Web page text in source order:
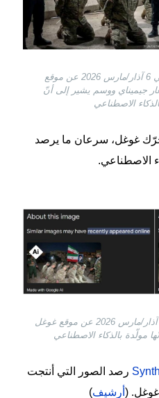
صورة ملتقطة من الشاشة في 6 آذار/مارس 2026 عن موقع
جيميناي ووسم يشير إلى أنّ
الاصطناعي
غوغل، سرعان ما يرصد
الاصطناعي.
صور ملتقطة من الشاشة في 6 آذار/مارس 2026 عن موقع غوغل
مولّدة بالذكاء الاصطناعي
رصد الصور التي أنتجت
غوغل. ( أرشيف)